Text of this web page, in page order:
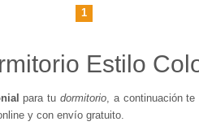
1
Estilo
para tudormitorio, a continuación
y con envío gratuito.